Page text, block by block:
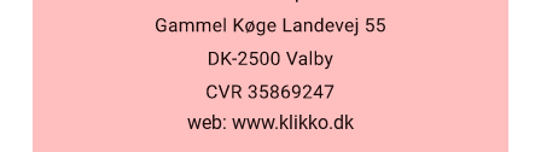
web: www.klikko.dk